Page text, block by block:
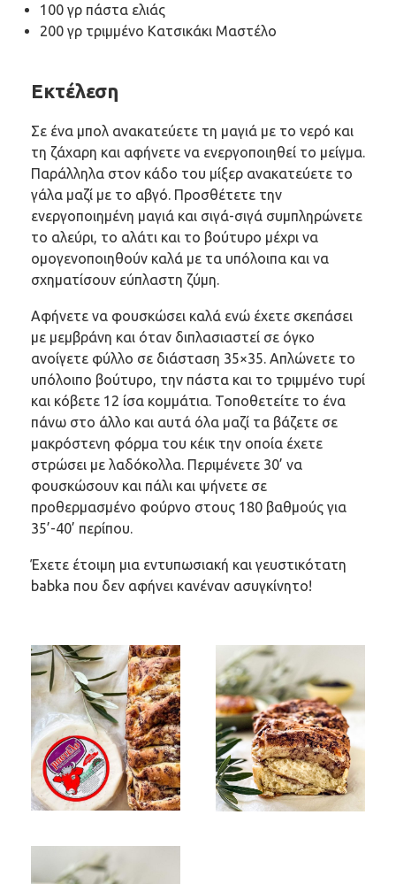
100 γρ πάστα ελιάς
200 γρ τριμμένο Κατσικάκι Μαστέλο
Εκτέλεση
Σε ένα μπολ ανακατεύετε τη μαγιά με το νερό και
τη ζάχαρη και αφήνετε να ενεργοποιηθεί το μείγμα.
Παράλληλα στον κάδο του μίξερ ανακατεύετε το
γάλα μαζί με το αβγό. Προσθέτετε την
ενεργοποιημένη μαγιά και σιγά-σιγά συμπληρώνετε
το αλεύρι, το αλάτι και το βούτυρο μέχρι να
ομογενοποιηθούν καλά με τα υπόλοιπα και να
σχηματίσουν εύπλαστη ζύμη.
Αφήνετε να φουσκώσει καλά ενώ έχετε σκεπάσει
με μεμβράνη και όταν διπλασιαστεί σε όγκο
ανοίγετε φύλλο σε διάσταση 35×35. Απλώνετε το
υπόλοιπο βούτυρο, την πάστα και το τριμμένο τυρί
και κόβετε 12 ίσα κομμάτια. Τοποθετείτε το ένα
πάνω στο άλλο και αυτά όλα μαζί τα βάζετε σε
μακρόστενη φόρμα του κέικ την οποία έχετε
στρώσει με λαδόκολλα. Περιμένετε 30’ να
φουσκώσουν και πάλι και ψήνετε σε
προθερμασμένο φούρνο στους 180 βαθμούς για
35’-40’ περίπου.
Έχετε έτοιμη μια εντυπωσιακή και γευστικότατη
babka που δεν αφήνει κανέναν ασυγκίνητο!